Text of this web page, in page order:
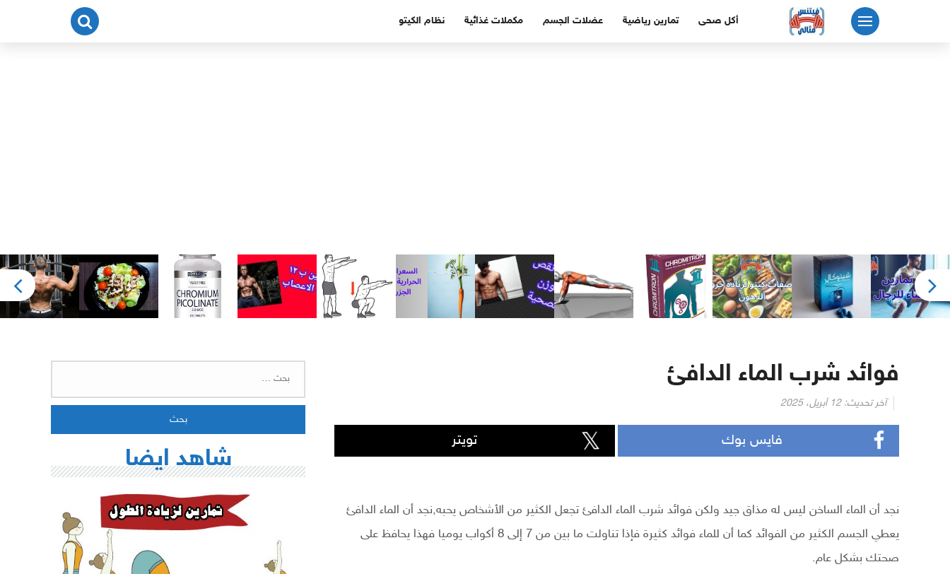
أكل صحى تمارين رياضية عضلات الجسم مكملات غذائية نظام الكيتو
فوائد شرب الماء الدافئ
آخر تحديث: 12 أبريل، 2025
فايس بوك تويتر
نجد أن الماء الساخن ليس له مذاق جيد ولكن فوائد شرب الماء الدافئ تجعل الكثير من الأشخاص يحبه,نجد أن الماء الدافئ
يعطي الجسم الكثير من الفوائد كما أن للماء فوائد كثيرة فإذا تناولت ما بين من 7 إلى 8 أكواب يوميا فهذا يحافظ على
صحتك بشكل عام.
شاهد ايضا